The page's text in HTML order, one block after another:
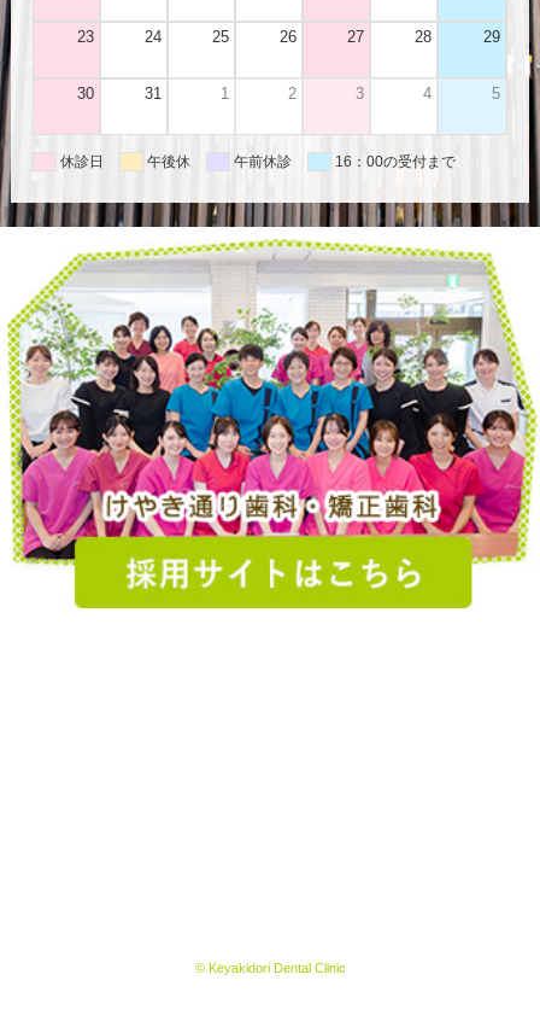
23 24 25 26 27 28 29
30 31 1 2 3 4 5
休診日 午後休 午前休診 16：00の受付まで
© Keyakidori Dental Clinic